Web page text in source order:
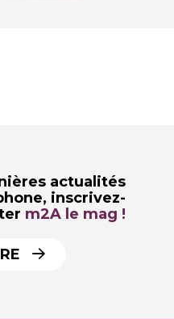
actualités
inscrivez-
m2A le mag !